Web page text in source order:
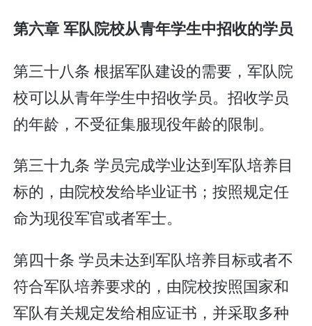
第六章 军队院校从青年学生中招收的学员
第三十八条 根据军队建设的需要，军队院
校可以从青年学生中招收学员。招收学员
的年龄，不受征集服现役年龄的限制。
第三十九条 学员完成学业达到军队培养目
标的，由院校发给毕业证书；按照规定任
命为现役军官或者军士。
第四十条 学员未达到军队培养目标或者不
符合军队培养要求的，由院校按照国家和
军队有关规定发给相应证书，并采取多种